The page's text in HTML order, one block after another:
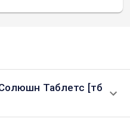
Таблетс [тб